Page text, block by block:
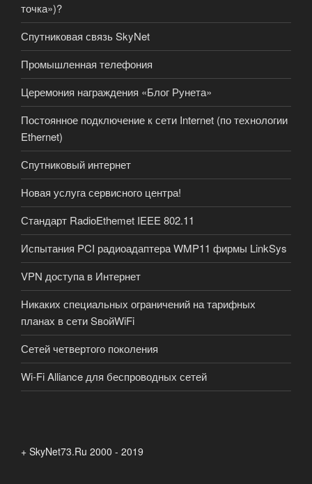
точка»)?
Спутниковая связь SkyNet
Промышленная телефония
Церемония награждения «Блог Рунета»
Постоянное подключение к сети Internet (по технологии
Ethernet)
Спутниковый интернет
Новая услуга сервисного центра!
Стандарт RadioEthemet IEEE 802.11
Испытания PCI радиоадаптера WMP11 фирмы LinkSys
VPN доступа в Интернет
Никаких специальных ограничений на тарифных
планах в сети SвойWiFi
Сетей четвертого поколения
Wi-Fi Alliance для беспроводных сетей
+ SkyNet73.Ru 2000 - 2019